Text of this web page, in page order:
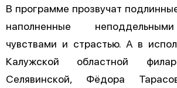
В программе прозвучат
наполненные
чувствами и страстью. А в
Калужской областной
Селявинской, Фёдора